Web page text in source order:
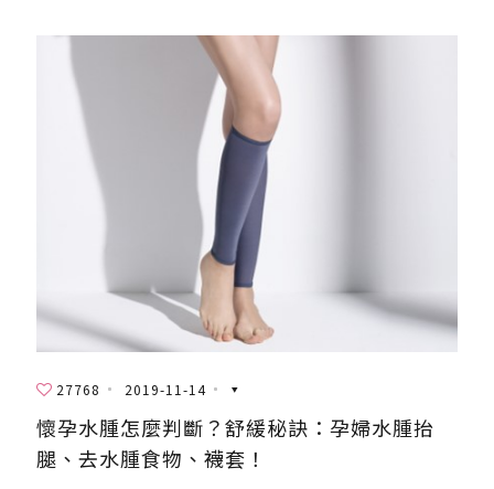
27768 2019-11-14
懷孕水腫怎麼判斷？舒緩秘訣：孕婦水腫抬
腿、去水腫食物、襪套！